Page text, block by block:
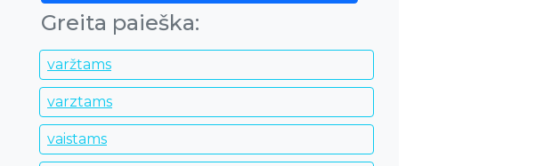
Greita paieška:
varžtams
varztams
vaistams